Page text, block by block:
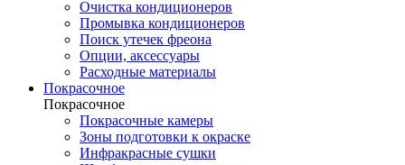
Очистка кондиционеров
Промывка кондиционеров
Поиск утечек фреона
Опции, аксессуары
Расходные материалы
Покрасочное
Покрасочное
Покрасочные камеры
Зоны подготовки к окраске
Инфракрасные сушки